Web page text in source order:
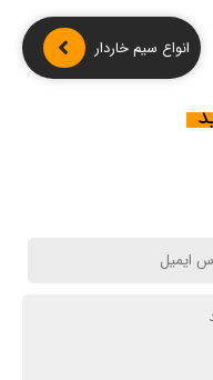
انواع سیم خاردار